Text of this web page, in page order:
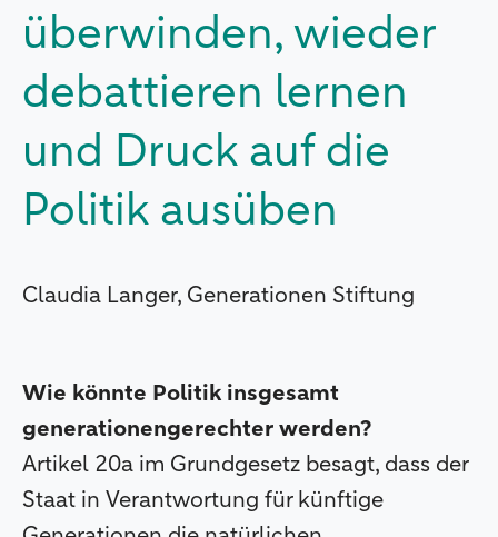
überwinden, wieder
debattieren lernen
und Druck auf die
Politik ausüben
Claudia Langer, Generationen Stiftung
Wie könnte Politik insgesamt
generationengerechter werden?
Artikel 20a im Grundgesetz besagt, dass der
Staat in Verantwortung für künftige